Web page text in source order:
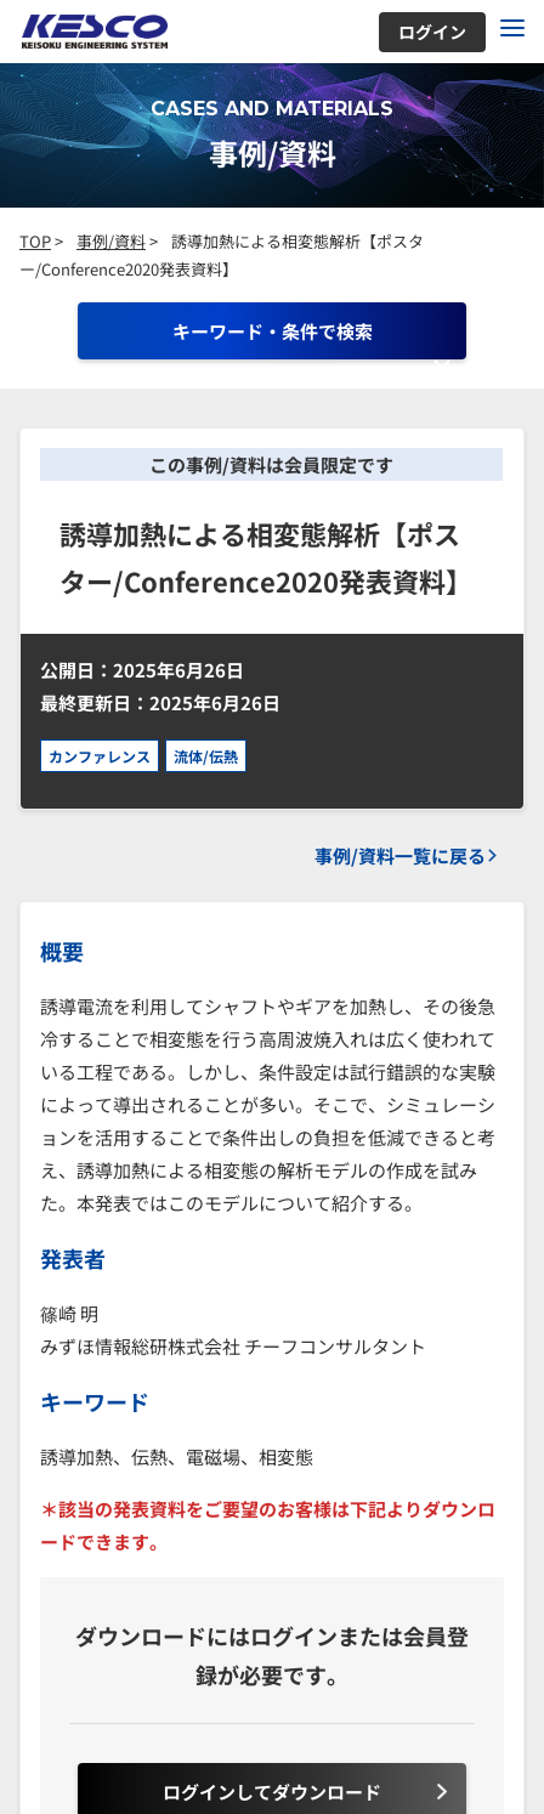
ログイン
CASES AND MATERIALS
事例/資料
TOP> 事例/資料> 誘導加熱による相変態解析【ポスタ
ー/Conference2020発表資料】
キーワード・条件で検索
この事例/資料は会員限定です
誘導加熱による相変態解析【ポス
ター/Conference2020発表資料】
公開日：2025年6月26日
最終更新日：2025年6月26日
カンファレンス 流体/伝熱
事例/資料一覧に戻る
概要
誘導電流を利用してシャフトやギアを加熱し、その後急
冷することで相変態を行う高周波焼入れは広く使われて
いる工程である。しかし、条件設定は試行錯誤的な実験
によって導出されることが多い。そこで、シミュレーシ
ョンを活用することで条件出しの負担を低減できると考
え、誘導加熱による相変態の解析モデルの作成を試み
た。本発表ではこのモデルについて紹介する。
発表者
篠崎 明
みずほ情報総研株式会社 チーフコンサルタント
キーワード
誘導加熱、伝熱、電磁場、相変態
＊該当の発表資料をご要望のお客様は下記よりダウンロ
ードできます。
ダウンロードにはログインまたは会員登
録が必要です。
ログインしてダウンロード